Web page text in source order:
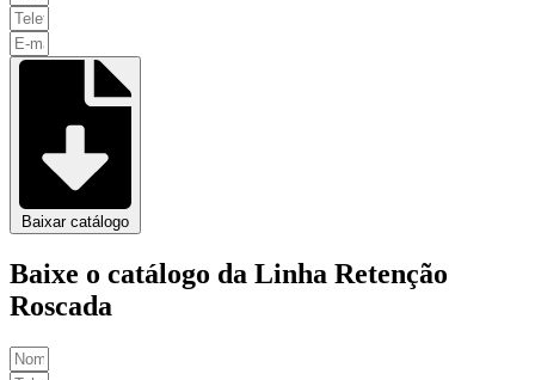
Baixar catálogo
Baixe o catálogo da Linha Retenção
Roscada